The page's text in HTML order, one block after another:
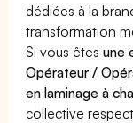
dédiées à la
transformation
Si vous êtesune
Opérateur /
en laminage à
collective